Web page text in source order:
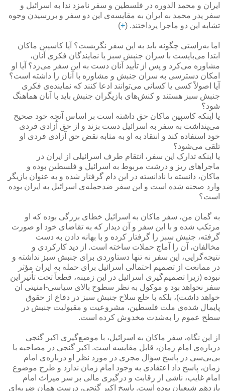
ایران و محمد الدوره در فلسطین و سفر نامزد ندا به اسرائیل و
سفر پدر محمد به ایران به مقایسه‌ی این دو سفر و بررسیدن وجوه
تشابه این دو ماجرا پرداختند. (+
)
اما به‌راستی چگونه باید به این سفر نگریست؟ آیا کاسپین ماکان
ابتدا می‌بایست با سران جنبش سبز یا نمایندگان فکری آنان،
مشاوره می‌کرد و پس از تأیید آنان دست به این سفر می‌زد؟ آیا او
امکان دسترسی به سران جنبش و مشاوره با آنان را داشته است؟
آیا اصولاً کسی یا کسانی می‌توانند ادعا کنند که نماینده‌ی فکری
جنبش سبز هستند و کنش‌های بازیگران جنبش باید با آنان هماهنگ
شود؟
یا اینکه کاسپین ماکان حق داشته است بر اساس آنچه خود صحیح
می‌پنداشت به سفر به اسرائیل دست بزند و از حق آزادی فردی
خود استفاده کند و انتقاد به او به مثابه نقض حق آزادی فردی او
تلقی می‌شود؟
یا اینکه تدارک این سفر، انتقام طرف اسرائیلی از ایران در
ماجراهای ریز و درشت مربوط به اسرائیل و فلسطین بوده و
ماکان، دانسته یا نادانسته در این دام گرفتار شده و به عنوان بازیگر
وارد صحنه شده است و این سفر ضدحمله‌ی اسرائیل به ایران بوده
است؟
به گمان من، سفر ماکان به اسرائیل خطای بزرگی بوده که او
مرتکب شده و با این سفر و آن دیدار که به تقاضای خود او صورت
گرفته، جنبش سبز را گرفتار کرده و با بهانه دادن به دست
مخالفان، آن را آماج حملات ساخته است. از دید کارکردی و
نتیجه‌گرایی، این سفر نه تنها دستاوردی برای جنبش سبز نداشته و
در ممانعت از تصمیم احتمالی اسرائیل برای حمله به ایران مؤثر
نبوده (زیرا تصمیم‌گیری اسرائیل در این زمینه، قطعاً تحت تأثیر این
سفر نخواهد بود و موکول به نظر سطوح بالای سیاسی-امنیتی آن
خواهد داشت)، بلکه با خلع سلاح جنبش سبز در دفاع از حقوق
پایمال شده‌ی ملت فلسطین، مشروعیت و مقبولیت جنبش در
سطح عموم را به‌شدت مخدوش کرده است.
از این نگاه، سفر ماکان به اسرائیل، با موضع‌گیری اکبر گنجی
درباره‌ی امام زمان، قابل مقایسه است. اکبر گنجی در مصاحبه با
بی‌بی‌سی در پاسخ سؤال مجری در مورد نظر او درباره‌ی امام
زمان، پاسخ داد اعتقادی به وجود امام زمان ندارد و طرح موضوع
امام غایب، ناشی از رقابت و درگیری مالی بر سر میراث امام
یازدهم شیعیان بوده است. پاسخ اکبر گنجی، درست همان ضربه‌ای